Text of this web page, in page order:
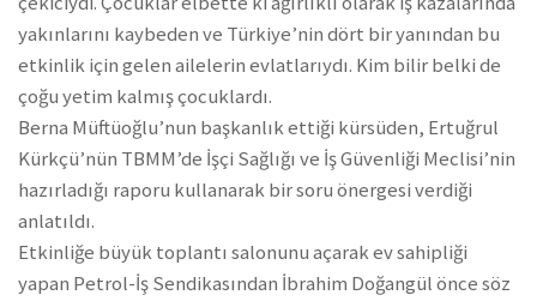
yakınlarını kaybeden ve Türkiye’nin dört bir yanından bu
etkinlik için gelen ailelerin evlatlarıydı. Kim bilir belki de
çoğu yetim kalmış çocuklardı.
Berna Müftüoğlu’nun başkanlık ettiği kürsüden, Ertuğrul
Kürkçü’nün TBMM’de İşçi Sağlığı ve İş Güvenliği Meclisi’nin
hazırladığı raporu kullanarak bir soru önergesi verdiği
anlatıldı.
Etkinliğe büyük toplantı salonunu açarak ev sahipliği
yapan Petrol-İş Sendikasından İbrahim Doğangül önce söz